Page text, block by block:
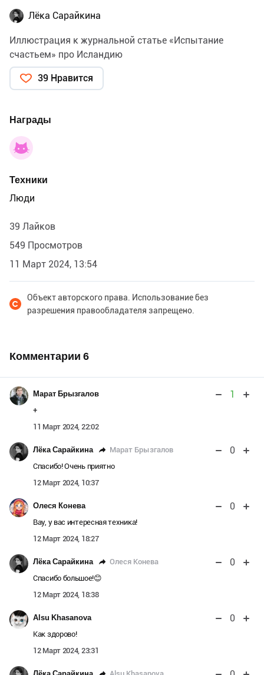
Лёка Сарайкина
Иллюстрация к журнальной статье «Испытание
счастьем» про Исландию
39 Нравится
Награды
Техники
Люди
39 Лайков
549 Просмотров
11 Март 2024, 13:54
Объект авторского права. Использование без
разрешения правообладателя запрещено.
Комментарии 6
Марат Брызгалов 1
+
11 Март 2024, 22:02
Лёка Сарайкина Марат Брызгалов 0
Спасибо! Очень приятно
12 Март 2024, 10:37
Олеся Конева 0
Вау, у вас интересная техника!
12 Март 2024, 18:27
Лёка Сарайкина Олеся Конева 0
Спасибо большое!😊
12 Март 2024, 18:38
Alsu Khasanova 0
Как здорово!
12 Март 2024, 23:31